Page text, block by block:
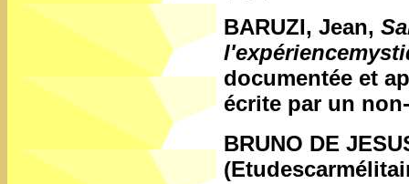
BARUZI, Jean,
documentée et
écrite par un
BRUNO DE